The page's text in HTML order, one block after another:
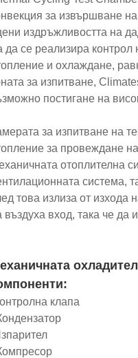
за извършване
издръжливостта на
да се реализира
и охлаждане,
за изпитване,
постигане на
за изпитване на
за провеждане
отоплителна
система,
това излиза от
въздуха вход, така че да
клапа